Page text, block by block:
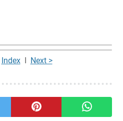
IndexI Next >